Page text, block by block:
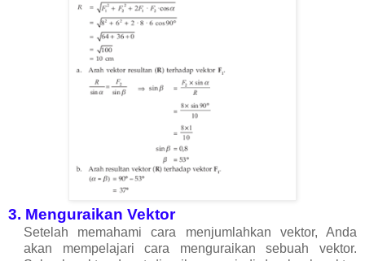
3. Menguraikan Vektor
Setelah memahami cara menjumlahkan vektor, Anda
akan mempelajari cara menguraikan sebuah vektor.